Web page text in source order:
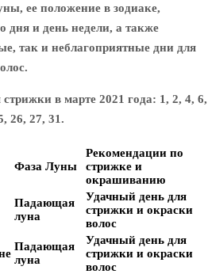
ее положение в зодиаке,
дня и день недели, а также
так и неблагоприятные дни для
в марте 2021 года: 1, 2, 4, 6,
26, 27, 31.
Фаза Луны
Рекомендации по
стрижке и
окрашиванию
Падающая
луна
Удачный день для
стрижки и окраски
волос
Падающая
луна
Удачный день для
стрижки и окраски
волос